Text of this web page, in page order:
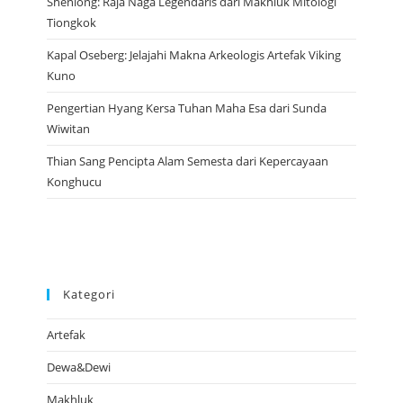
Tiongkok
Kapal Oseberg: Jelajahi Makna Arkeologis Artefak Viking
Kuno
Pengertian Hyang Kersa Tuhan Maha Esa dari Sunda
Wiwitan
Thian Sang Pencipta Alam Semesta dari Kepercayaan
Konghucu
Kategori
Artefak
Dewa&Dewi
Makhluk